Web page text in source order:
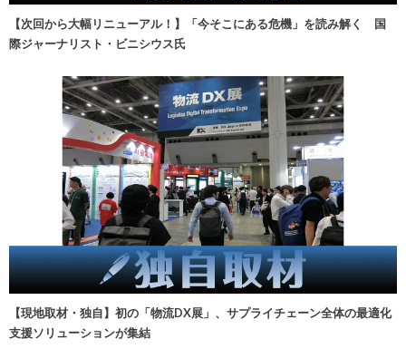
【次回から大幅リニューアル！】「今そこにある危機」を読み解く 国
際ジャーナリスト・ビニシウス氏
【現地取材・独自】初の「物流DX展」、サプライチェーン全体の最適化
支援ソリューションが集結